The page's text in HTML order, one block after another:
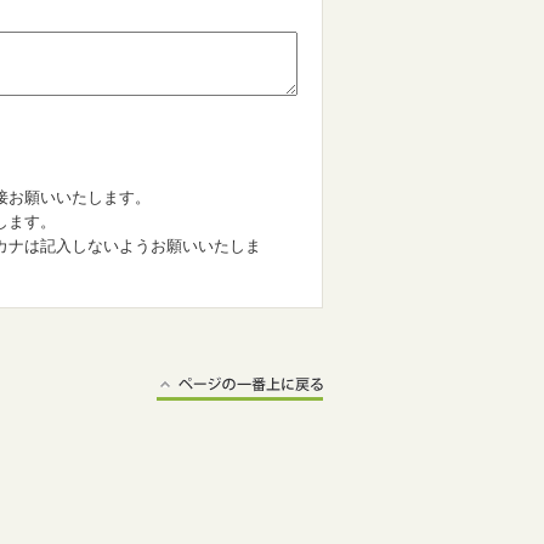
願いいたします。
す。
は記入しないようお願いいたしま